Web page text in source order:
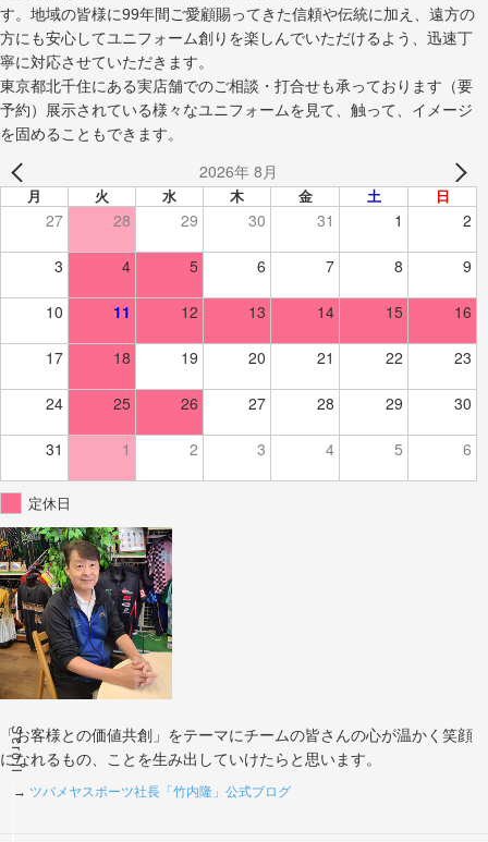
Scroll
す。地域の皆様に99年間ご愛顧賜ってきた信頼や伝統に加え、遠方の
方にも安心してユニフォーム創りを楽しんでいただけるよう、迅速丁
寧に対応させていただきます。
東京都北千住にある実店舗でのご相談・打合せも承っております（要
予約）展示されている様々なユニフォームを見て、触って、イメージ
を固めることもできます。
2026年 8月
月 火 水 木 金 土 日
27 28 29 30 31 1 2
3 4 5 6 7 8 9
10 11 12 13 14 15 16
17 18 19 20 21 22 23
24 25 26 27 28 29 30
31 1 2 3 4 5 6
定休日
「お客様との価値共創」をテーマにチームの皆さんの心が温かく笑顔
になれるもの、ことを生み出していけたらと思います。
→ ツバメヤスポーツ社長「竹内隆」公式ブログ